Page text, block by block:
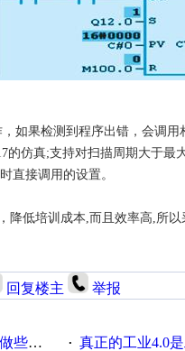
如果检测到程序出错，会调用
的仿真;支持对扫描周期大于最
直接调用的设置。
降低培训成本,而且效率高,所以
回复楼主 举报
么 · 真正的工业4.0